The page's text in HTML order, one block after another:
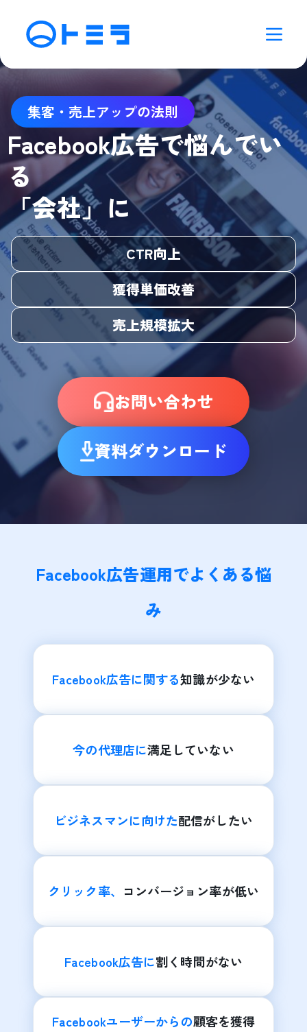
集客・売上アップの法則
Facebook広告で悩んでい
る
「会社」に
CTR向上
獲得単価改善
売上規模拡大
お問い合わせ
資料ダウンロード
Facebook広告運用でよくある悩
み
Facebook広告に関する知識が少ない
今の代理店に満足していない
ビジネスマンに向けた配信がしたい
クリック率、 コンバージョン率が低い
Facebook広告に割く時間がない
Facebookユーザーからの顧客を獲得